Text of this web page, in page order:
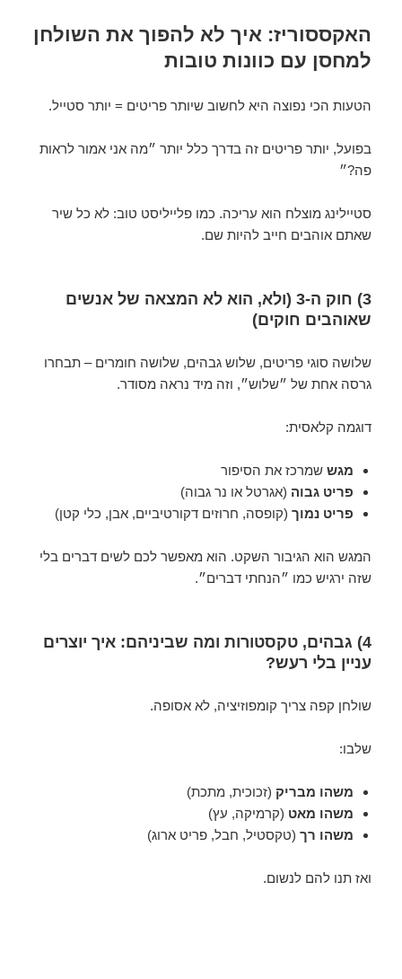
האקססוריז: איך לא להפוך את השולחן
למחסן עם כוונות טובות
הטעות הכי נפוצה היא לחשוב שיותר פריטים = יותר סטייל.
בפועל, יותר פריטים זה בדרך כלל יותר ״מה אני אמור לראות
פה?״
סטיילינג מוצלח הוא עריכה. כמו פלייליסט טוב: לא כל שיר
שאתם אוהבים חייב להיות שם.
3) חוק ה-3 (ולא, הוא לא המצאה של אנשים
שאוהבים חוקים)
שלושה סוגי פריטים, שלוש גבהים, שלושה חומרים – תבחרו
גרסה אחת של ״שלוש״, וזה מיד נראה מסודר.
דוגמה קלאסית:
מגש שמרכז את הסיפור
פריט גבוה (אגרטל או נר גבוה)
פריט נמוך (קופסה, חרוזים דקורטיביים, אבן, כלי קטן)
המגש הוא הגיבור השקט. הוא מאפשר לכם לשים דברים בלי
שזה ירגיש כמו ״הנחתי דברים״.
4) גבהים, טקסטורות ומה שביניהם: איך יוצרים
עניין בלי רעש?
שולחן קפה צריך קומפוזיציה, לא אסופה.
שלבו:
משהו מבריק (זכוכית, מתכת)
משהו מאט (קרמיקה, עץ)
משהו רך (טקסטיל, חבל, פריט ארוג)
ואז תנו להם לנשום.